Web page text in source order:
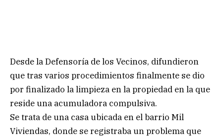
Desde la Defensoría de los Vecinos, difundieron
que tras varios procedimientos finalmente se dio
por finalizado la limpieza en la propiedad en la que
reside una acumuladora compulsiva.
Se trata de una casa ubicada en el barrio Mil
Viviendas, donde se registraba un problema que